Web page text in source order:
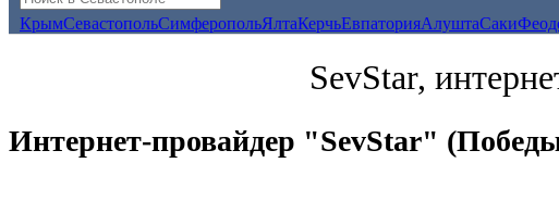
КрымСевастопольСимферопольЯлтаКерчьЕвпаторияАлуштаСаки
SevStar,
Интернет-провайдер "SevStar"